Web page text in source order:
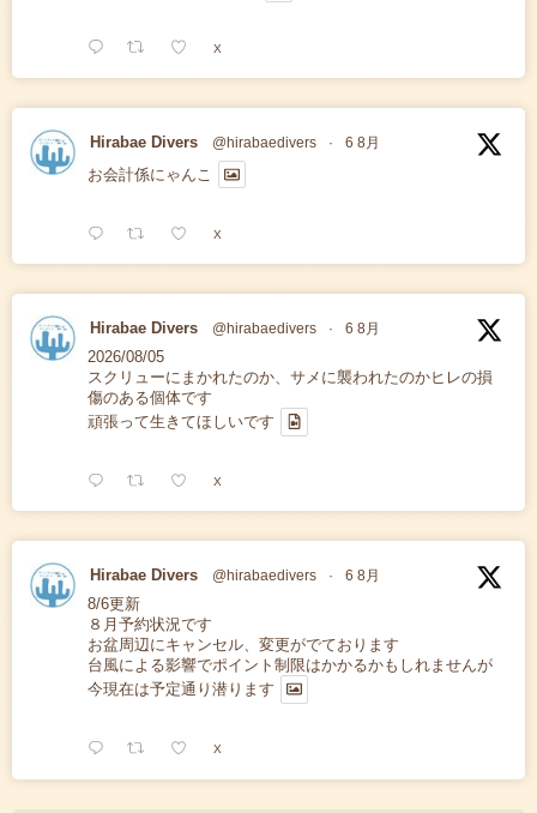
X
Hirabae Divers @hirabaedivers · 6 8月
お会計係にゃんこ
X
Hirabae Divers @hirabaedivers · 6 8月
2026/08/05
スクリューにまかれたのか、サメに襲われたのかヒレの損
傷のある個体です
頑張って生きてほしいです
X
Hirabae Divers @hirabaedivers · 6 8月
8/6更新
８月予約状況です
お盆周辺にキャンセル、変更がでております
台風による影響でポイント制限はかかるかもしれませんが
今現在は予定通り潜ります
X